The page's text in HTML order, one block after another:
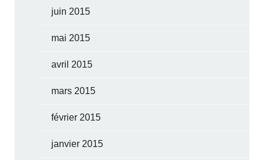
juin 2015
mai 2015
avril 2015
mars 2015
février 2015
janvier 2015